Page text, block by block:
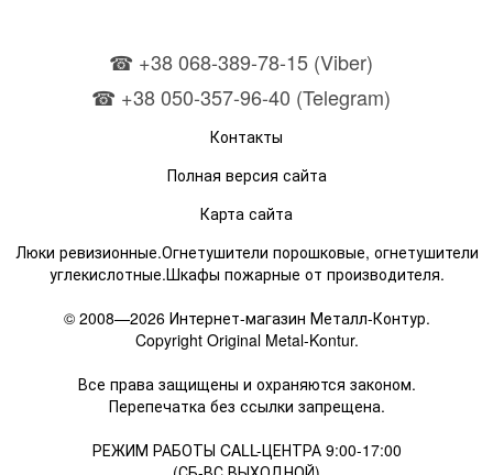
☎ +38 068-389-78-15 (Viber)
☎ +38 050-357-96-40 (Telegram)
Контакты
Полная версия сайта
Карта сайта
Люки ревизионные.Огнетушители порошковые, огнетушители
углекислотные.Шкафы пожарные от производителя.
© 2008—2026 Интернет-магазин Металл-Контур.
Copyright Original Metal-Kontur.
Все права защищены и охраняются законом.
Перепечатка без ссылки запрещена.
РЕЖИМ РАБОТЫ CALL-ЦЕНТРА 9:00-17:00